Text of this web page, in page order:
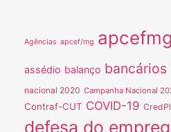
Agências apcef/mg apcefmg
assédio balanço bancários
nacional 2020 Campanha Nacional
Contraf-CUT COVID-19
defesa do